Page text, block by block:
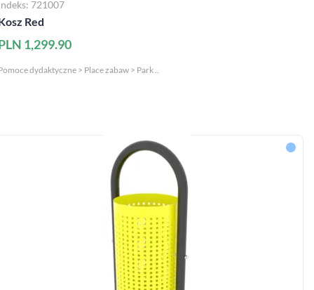
721007
Red
1,299.90
dydaktyczne > Place zabaw > Park ..